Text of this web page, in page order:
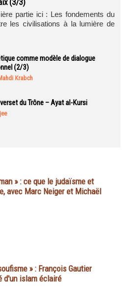
(3/3)
partie ici : Les fondements du
les civilisations à la lumière de
comme modèle de dialogue
(2/3)
Krabch
du Trône – Ayat al-Kursi
» : ce que le judaïsme et
avec Marc Neiger et Michaël
» : François Gautier
d'un islam éclairé